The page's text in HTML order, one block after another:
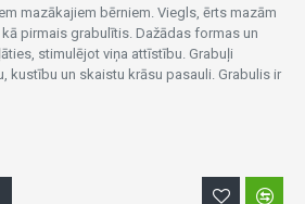
mazākajiem bērniem. Viegls, ērts mazām
pirmais grabulītis. Dažādas formas un
stimulējot viņa attīstību. Grabuļi
kustību un skaistu krāsu pasauli. Grabulis ir